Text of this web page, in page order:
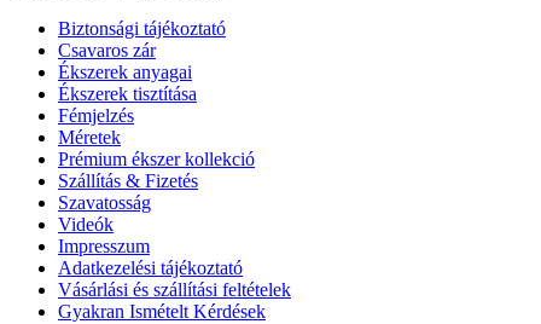
Biztonsági tájékoztató
Csavaros zár
Ékszerek anyagai
Ékszerek tisztítása
Fémjelzés
Méretek
Prémium ékszer kollekció
Szállítás & Fizetés
Szavatosság
Videók
Impresszum
Adatkezelési tájékoztató
Vásárlási és szállítási feltételek
Gyakran Ismételt Kérdések